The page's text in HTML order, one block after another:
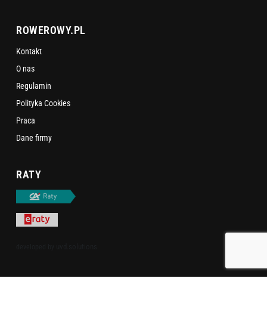
ROWEROWY.PL
Kontakt
O nas
Regulamin
Polityka Cookies
Praca
Dane firmy
RATY